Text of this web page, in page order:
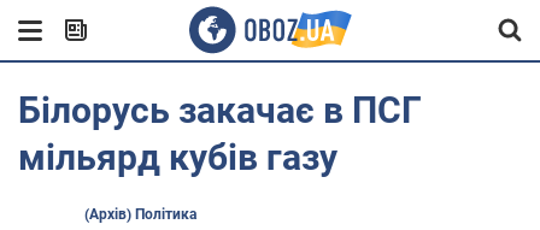
Білорусь закачає в ПСГ
мільярд кубів газу
(Архів) Політика